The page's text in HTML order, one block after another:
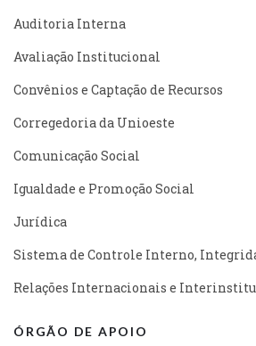
Auditoria Interna
Avaliação Institucional
Convênios e Captação de Recursos
Corregedoria da Unioeste
Comunicação Social
Igualdade e Promoção Social
Jurídica
Sistema de Controle Interno,
Relações Internacionais e
ÓRGÃO DE APOIO